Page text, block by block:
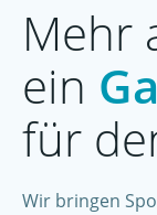
Mehr
ein
für
Wir bringen